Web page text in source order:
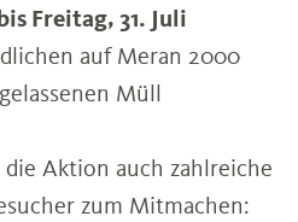
Freitag, 31. Juli
auf Meran 2000
Müll
Aktion auch zahlreiche
zum Mitmachen: